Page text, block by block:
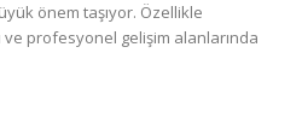
önem taşıyor. Özellikle
ve profesyonel gelişim alanlarında